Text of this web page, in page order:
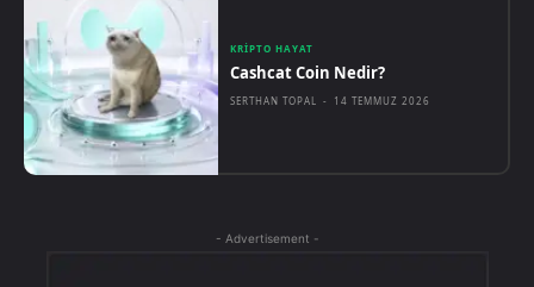
KRIPTO HAYAT
Cashcat Coin Nedir?
SERTHAN TOPAL - 14 TEMMUZ 2026
- Advertisement -